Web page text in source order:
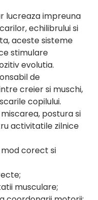
lucreaza impreuna
echilibrului si
aceste sisteme
stimulare
evolutia.
de
creier si muschi,
copilului.
postura si
activitatile zilnice
corect si
musculare;